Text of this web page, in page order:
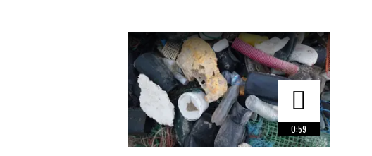
0:59